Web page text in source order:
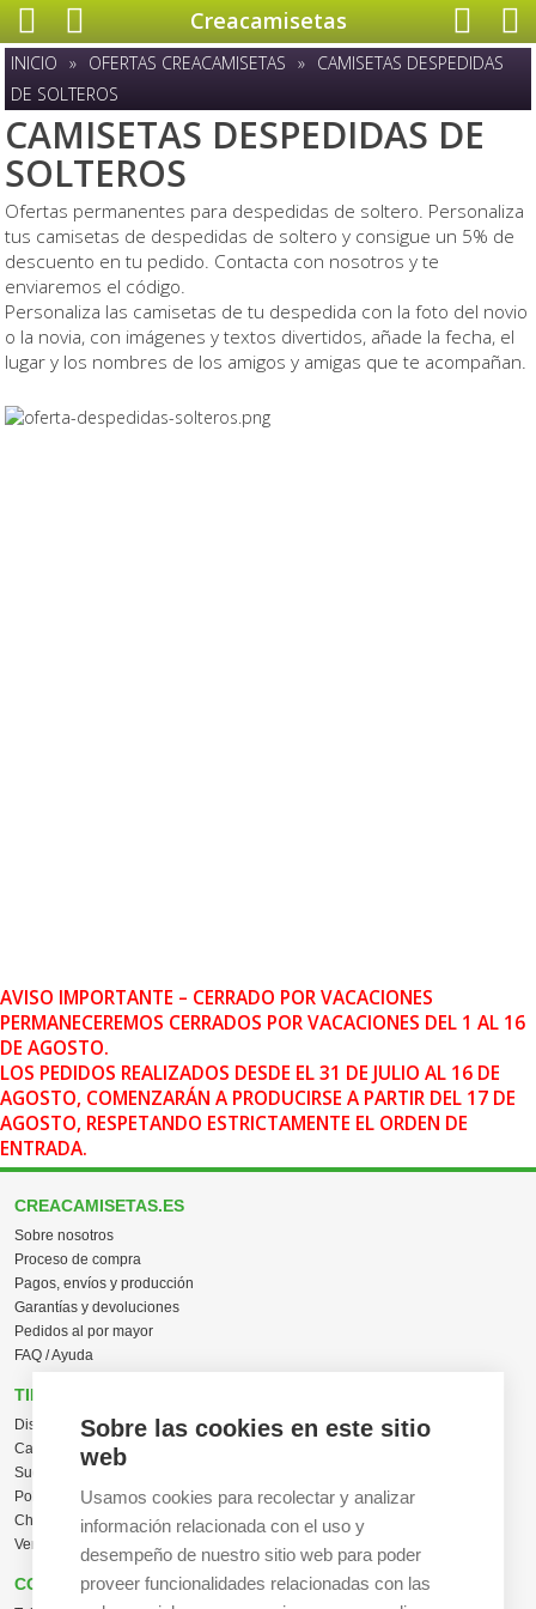
Sobre las cookies en este sitio
web
Usamos cookies para recolectar y analizar
información relacionada con el uso y
desempeño de nuestro sitio web para poder
proveer funcionalidades relacionadas con las
Creacamisetas
INICIO » OFERTAS CREACAMISETAS » CAMISETAS DESPEDIDAS
DE SOLTEROS
CAMISETAS DESPEDIDAS DE
SOLTEROS
Ofertas permanentes para despedidas de soltero. Personaliza
tus camisetas de despedidas de soltero y consigue un 5% de
descuento en tu pedido. Contacta con nosotros y te
enviaremos el código.
Personaliza las camisetas de tu despedida con la foto del novio
o la novia, con imágenes y textos divertidos, añade la fecha, el
lugar y los nombres de los amigos y amigas que te acompañan.
AVISO IMPORTANTE – CERRADO POR VACACIONES
PERMANECEREMOS CERRADOS POR VACACIONES DEL 1 AL 16
DE AGOSTO.
LOS PEDIDOS REALIZADOS DESDE EL 31 DE JULIO AL 16 DE
AGOSTO, COMENZARÁN A PRODUCIRSE A PARTIR DEL 17 DE
AGOSTO, RESPETANDO ESTRICTAMENTE EL ORDEN DE
ENTRADA.
CREACAMISETAS.ES
Sobre nosotros
Proceso de compra
Pagos, envíos y producción
Garantías y devoluciones
Pedidos al por mayor
FAQ / Ayuda
TIENDA ONLINE
Diseña en línea ahora
Camisetas personalizadas
Sudaderas personalizadas
Polos personalizados
Chaquetas Softshell
Ver todas las categorías
CONTACTO